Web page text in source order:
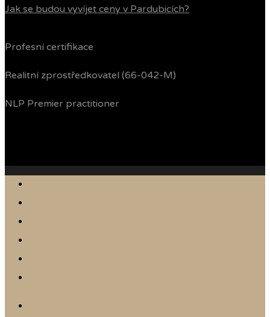
Jak se budou vyvíjet ceny v Pardubicích?
Profesní certifikace
Realitní zprostředkovatel (66-042-M)
NLP Premier practitioner